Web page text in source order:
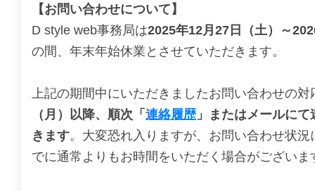
【お問い合わせについて】
D style web事務局は2025年12月27日（土）～
の間、年末年始休業とさせていただきます。
上記の期間中にいただきましたお問い合わせの対
（月）以降、順次「 連絡履歴 」またはメールに
きます。大変恐れ入りますが、お問い合わせ状況
でに通常よりもお時間をいただく場合がございま